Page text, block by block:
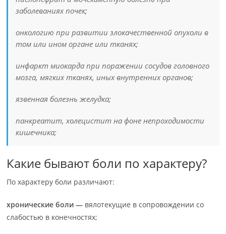
заболеваниях почек;
онкологию при развитии злокачественной опухоли в
том или ином органе или тканях;
инфаркт миокарда при поражении сосудов головного
мозга, мягких тканях, иных внутренних органов;
язвенная болезнь желудка;
панкреатит, холецистит на фоне непроходимости
кишечника;
Какие бывают боли по характеру?
По характеру боли различают:
хронические боли — вялотекущие в сопровождении со
слабостью в конечностях;